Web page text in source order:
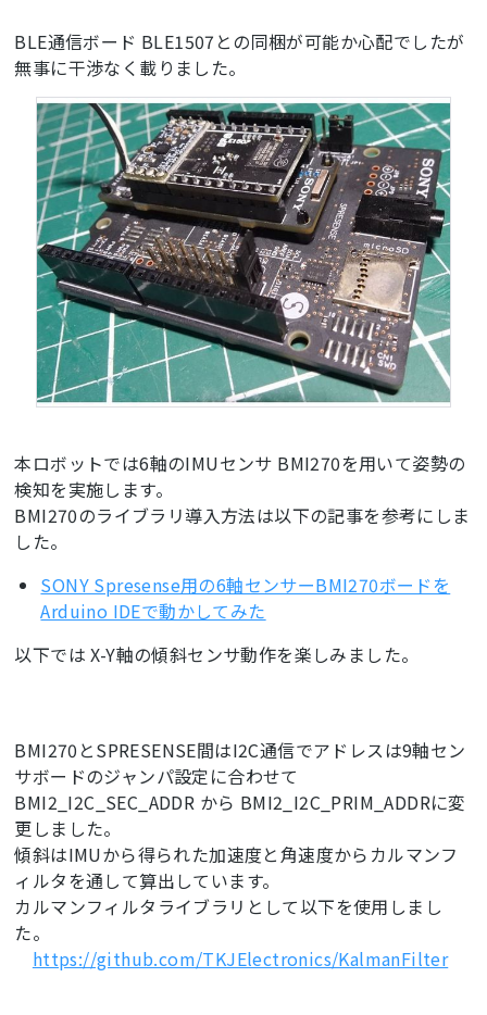
BLE通信ボード BLE1507との同梱が可能か心配でしたが
無事に干渉なく載りました。
本ロボットでは6軸のIMUセンサ BMI270を用いて姿勢の
検知を実施します。
BMI270のライブラリ導入方法は以下の記事を参考にしま
した。
SONY Spresense用の6軸センサーBMI270ボードを
Arduino IDEで動かしてみた
以下では X-Y軸の傾斜センサ動作を楽しみました。
BMI270とSPRESENSE間はI2C通信でアドレスは9軸セン
サボードのジャンパ設定に合わせて
BMI2_I2C_SEC_ADDR から BMI2_I2C_PRIM_ADDRに変
更しました。
傾斜はIMUから得られた加速度と角速度からカルマンフ
ィルタを通して算出しています。
カルマンフィルタライブラリとして以下を使用しまし
た。
https://github.com/TKJElectronics/KalmanFilter